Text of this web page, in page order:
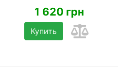
1 620 грн
Купить